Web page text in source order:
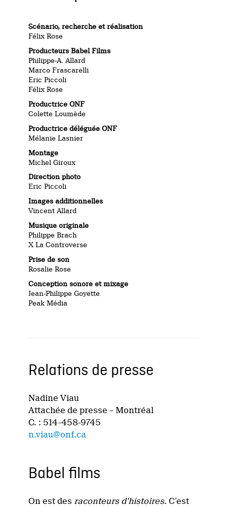
Scénario, recherche et réalisation
Félix Rose
Producteurs Babel Films
Philippe-A. Allard
Marco Frascarelli
Eric Piccoli
Félix Rose
Productrice ONF
Colette Loumède
Productrice déléguée ONF
Mélanie Lasnier
Montage
Michel Giroux
Direction photo
Eric Piccoli
Images additionnelles
Vincent Allard
Musique originale
Philippe Brach
X La Controverse
Prise de son
Rosalie Rose
Conception sonore et mixage
Jean-Philippe Goyette
Peak Média
Relations de presse
Nadine Viau
Attachée de presse – Montréal
C. : 514-458-9745
n.viau@onf.ca
Babel films
On est des raconteurs d’histoires. C’est